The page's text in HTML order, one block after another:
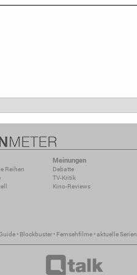
Reihen
Meinungen
Debatte
TV-Kritik
Kino-Reviews
• Blockbuster • Fernsehfilme •aktuelle Serien